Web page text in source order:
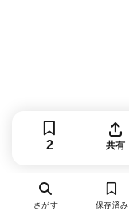
2 共有
さがす 保存済み